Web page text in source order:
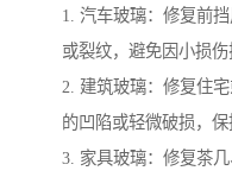
1. 汽车玻璃：修复前
或裂纹，避免因小损伤
2. 建筑玻璃：修复住
的凹陷或轻微破损，保
3. 家具玻璃：修复茶